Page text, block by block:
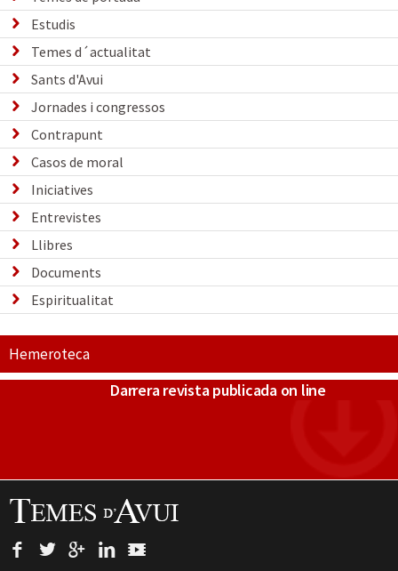
Estudis
Temes d´actualitat
Sants d'Avui
Jornades i congressos
Contrapunt
Casos de moral
Iniciatives
Entrevistes
Llibres
Documents
Espiritualitat
Hemeroteca
Darrera revista publicada on line